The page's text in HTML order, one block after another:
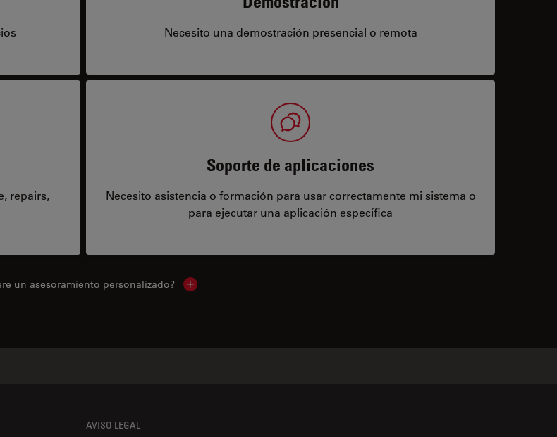
Necesito una demostración presencial o remota
repairs,
Soporte de aplicaciones
Necesito asistencia o formación para usar correctamente mi sistema o
para ejecutar una aplicación específica
un asesoramiento personalizado? Show local contacts
AVISO LEGAL